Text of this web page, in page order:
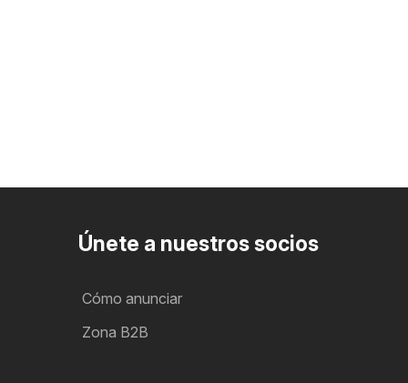
Únete a nuestros socios
Cómo anunciar
Zona B2B